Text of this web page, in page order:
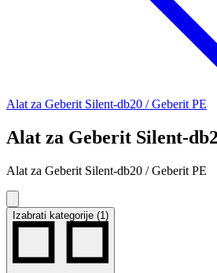
Alat za Geberit Silent-db20 / Geberit PE
Alat za Geberit Silent-
Alat za Geberit Silent-db20 / Geberit PE
Izabrati kategorije (1)